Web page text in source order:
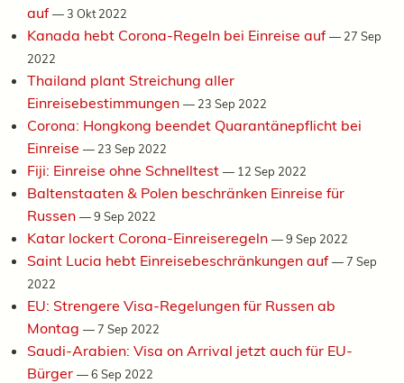
auf—3 Okt 2022
Kanada hebt Corona-Regeln bei Einreise auf— 27 Sep
2022
Thailand plant Streichung aller
Einreisebestimmungen — 23 Sep 2022
Corona: Hongkong beendet Quarantänepflicht bei
Einreise — 23 Sep 2022
Fiji: Einreise ohne Schnelltest — 12 Sep 2022
Baltenstaaten & Polen beschränken Einreise für
Russen —9 Sep 2022
Katar lockert Corona-Einreiseregeln —9 Sep 2022
Saint Lucia hebt Einreisebeschränkungen auf—7 Sep
2022
EU: Strengere Visa-Regelungen für Russen ab
Montag —7 Sep 2022
Saudi-Arabien: Visa on Arrival jetzt auch für EU-
Bürger —6 Sep 2022